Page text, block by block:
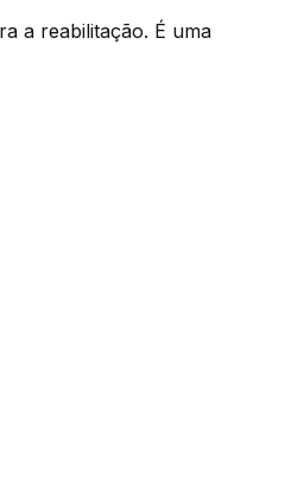
a reabilitação. É uma